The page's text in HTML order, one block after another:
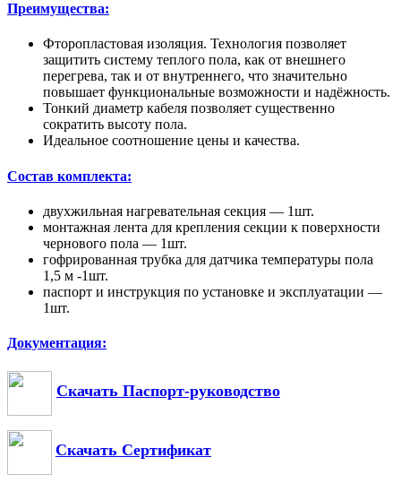
Преимущества:
Фторопластовая изоляция. Технология позволяет
защитить систему теплого пола, как от внешнего
перегрева, так и от внутреннего, что значительно
повышает функциональные возможности и надёжность.
Тонкий диаметр кабеля позволяет существенно
сократить высоту пола.
Идеальное соотношение цены и качества.
Состав комплекта:
двухжильная нагревательная секция — 1шт.
монтажная лента для крепления секции к поверхности
чернового пола — 1шт.
гофрированная трубка для датчика температуры пола
1,5 м -1шт.
паспорт и инструкция по установке и эксплуатации —
1шт.
Документация:
Скачать Паспорт-руководство
Скачать Сертификат